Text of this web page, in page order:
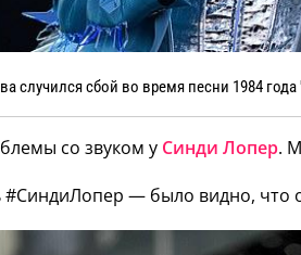
случился сбой во время песни 1984
со звуком у Синди Лопер.
— было видно, что